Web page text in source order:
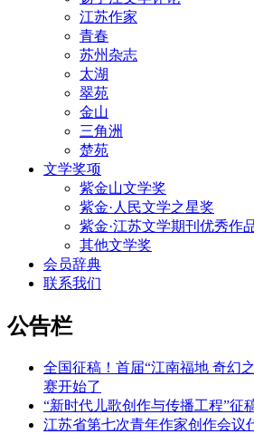
江苏作家
青春
苏州杂志
太湖
翠苑
金山
三角洲
楚苑
文学奖项
紫金山文学奖
紫金·人民文学之星奖
紫金·江苏文学期刊优秀作
其他文学奖
会员辞典
联系我们
公告栏
全国征稿！首届“江南福地 奇幻
赛开始了
“新时代儿歌创作与传播工程”征
江苏省第七次青年作家创作会议